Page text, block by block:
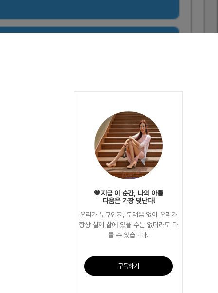
💗지금 이 순간, 나의 아름
다움은 가장 빛난다!
우리가 누구인지, 두려움 없이 우리가
항상 실제 삶에 있을 수는 없더라도 다
를 수 있습니다.
구독하기